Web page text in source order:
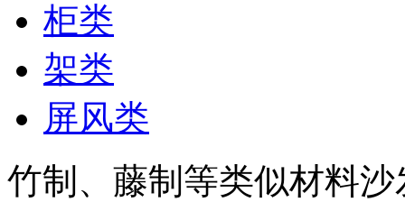
柜类
架类
屏风类
竹制、藤制等类似材料沙